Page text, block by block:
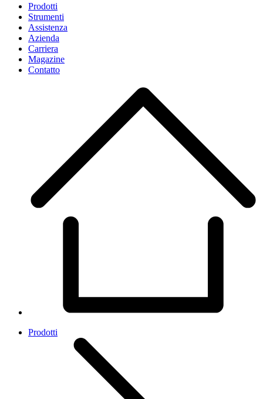
Prodotti
Strumenti
Assistenza
Azienda
Carriera
Magazine
Contatto
Prodotti